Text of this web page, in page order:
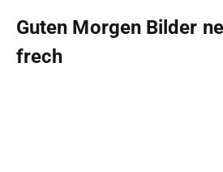
Guten Morgen Bilder
frech